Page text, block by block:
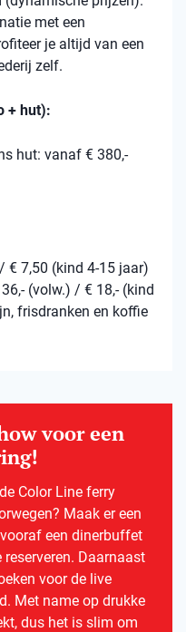
met een
je altijd van een
zelf.
+ hut):
hut: vanaf € 380,-
€ 7,50 (kind 4-15 jaar)
(volw.) / € 18,- (kind
frisdranken en koffie
voor een
Color Line ferry
Maak er een
een dinerbuffet
Daarnaast
voor de live
Met name op drukke
dus het is slim om